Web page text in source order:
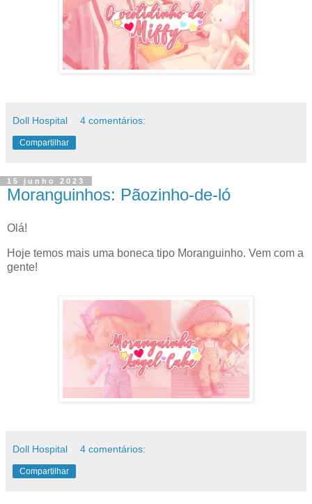
Doll Hospital 4 comentários:
Compartilhar
15 junho 2023
Moranguinhos: Pãozinho-de-ló
Olá!
Hoje temos mais uma boneca tipo Moranguinho. Vem com a
gente!
Doll Hospital 4 comentários:
Compartilhar